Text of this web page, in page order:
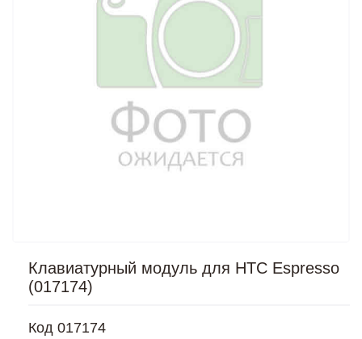
Клавиатурный модуль для HTC Espresso
(017174)
Код 017174